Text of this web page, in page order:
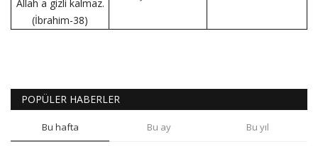
Allah a gizli kalmaz.
(İbrahim-38)
POPÜLER HABERLER
Bu hafta Bu ay Bu yıl